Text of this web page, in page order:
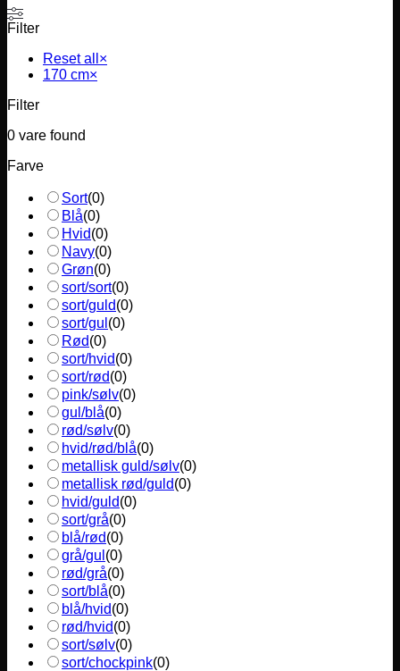
Filter
Reset all ×
170 cm×
Filter
0 vare found
Farve
Sort(0)
Blå(0)
Hvid(0)
Navy(0)
Grøn(0)
sort/sort(0)
sort/guld(0)
sort/gul (0)
Rød(0)
sort/hvid(0)
sort/rød(0)
pink/sølv(0)
gul/blå(0)
rød/sølv(0)
hvid/rød/blå(0)
metallisk guld/sølv(0)
metallisk rød/guld(0)
hvid/guld(0)
sort/grå(0)
blå/rød(0)
grå/gul (0)
rød/grå(0)
sort/blå(0)
blå/hvid(0)
rød/hvid(0)
sort/sølv(0)
sort/chockpink(0)